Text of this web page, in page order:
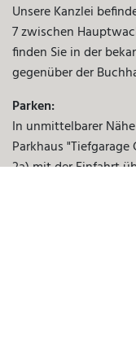
Unsere Kanzlei
7 zwischen
finden Sie in der
gegenüber der
Parken:
In unmittelbarer
Parkhaus
2a) mit der Einfahrt